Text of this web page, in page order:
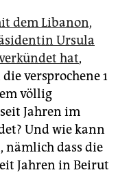
dem Libanon,
Ursula
hat,
versprochene 1
völlig
Jahren im
Und wie kann
nämlich dass die
Jahren in Beirut